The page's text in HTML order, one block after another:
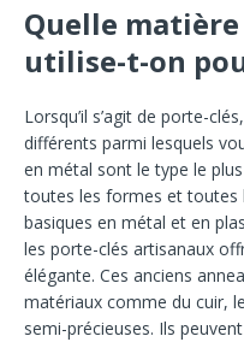
Quelle
utilise-t-on
Lorsqu’il s’agit de porte-
différents parmi lesquels
en métal sont le type le
toutes les formes et toutes
basiques en métal et en
les porte-clés artisanaux
élégante. Ces anciens
matériaux comme du cuir,
semi-précieuses. Ils